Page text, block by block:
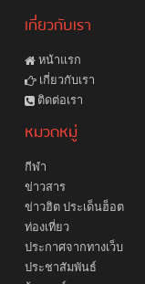
เกี่ยวกับเรา
หน้าแรก
เกี่ยวกับเรา
ติดต่อเรา
หมวดหมู่
กีฬา
ข่าวสาร
ข่าวฮิต ประเด็นฮ็อต
ท่องเที่ยว
ประกาศจากทางเว็บ
ประชาสัมพันธ์